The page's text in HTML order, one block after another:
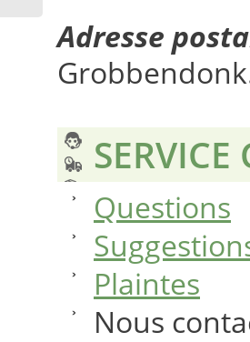
Adresse
SERVICE
Questions
Plaintes
Nous